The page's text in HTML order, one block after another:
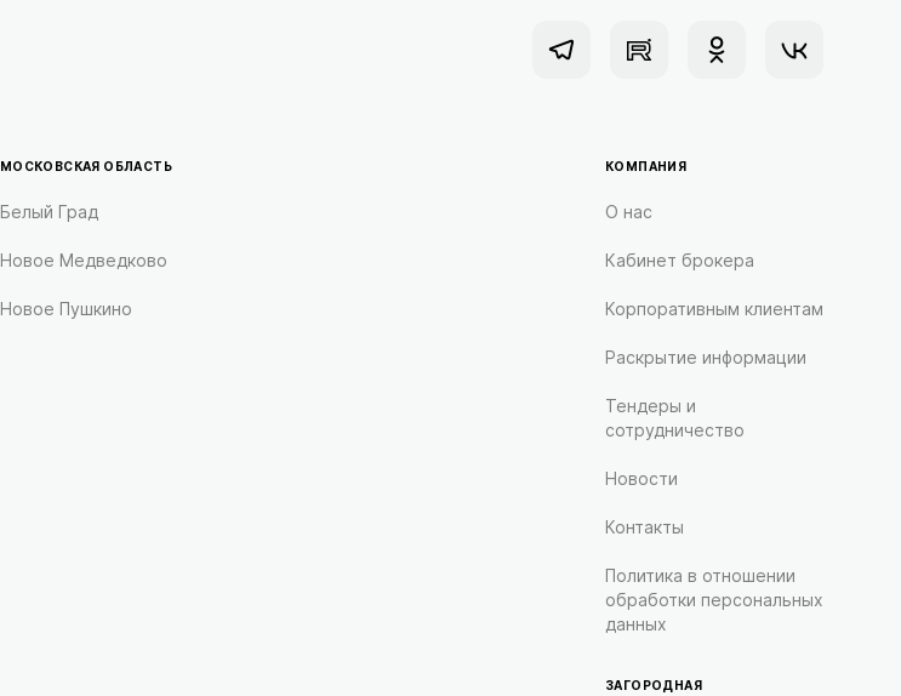
МОСКОВСКАЯ ОБЛАСТЬ
Белый Град
Новое Медведково
Новое Пушкино
КОМПАНИЯ
О нас
Кабинет брокера
Корпоративным клиентам
Раскрытие информации
Тендеры и
сотрудничество
Новости
Контакты
Политика в отношении
обработки персональных
данных
ЗАГОРОДНАЯ